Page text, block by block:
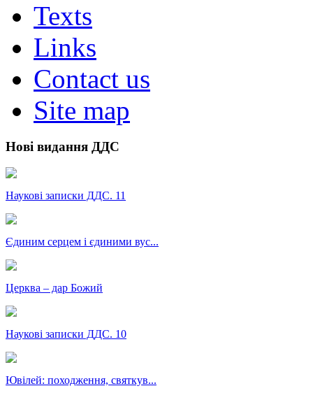
Texts
Links
Contact us
Site map
Нові видання ДДС
Наукові записки ДДС. 11
Єдиним серцем і єдиними вус...
Церква – дар Божий
Наукові записки ДДС. 10
Ювілей: походження, святкув...